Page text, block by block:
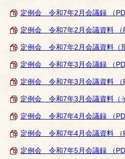
定例会 令和7年2月会議録 （
定例会 令和7年2月会議資料 （
定例会 令和7年2月会議資料（
定例会 令和7年3月会議録 （
定例会 令和7年3月会議資料 （
定例会 令和7年3月会議資料（
定例会 令和7年4月会議録 （
定例会 令和7年4月会議資料 （
定例会 令和7年5月会議録 （